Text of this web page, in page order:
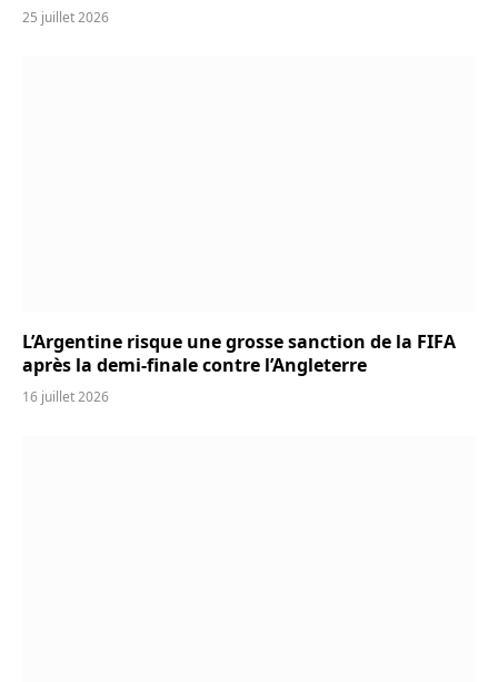
25 juillet 2026
L’Argentine risque une grosse sanction de la FIFA
après la demi-finale contre l’Angleterre
16 juillet 2026